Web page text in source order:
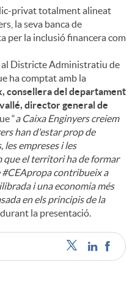
privat totalment alineat
la seva banca de
per la inclusió financera com
Districte Administratiu de
ha comptat amb la
consellera del departament
director general de
“a Caixa Enginyers creiem
han d'estar prop de
les empreses i les
que el territori ha de formar
#CEApropa contribueix a
i una economia més
en els principis de la
la presentació.